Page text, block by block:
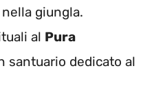
giungla.
al Pura
santuario dedicato al